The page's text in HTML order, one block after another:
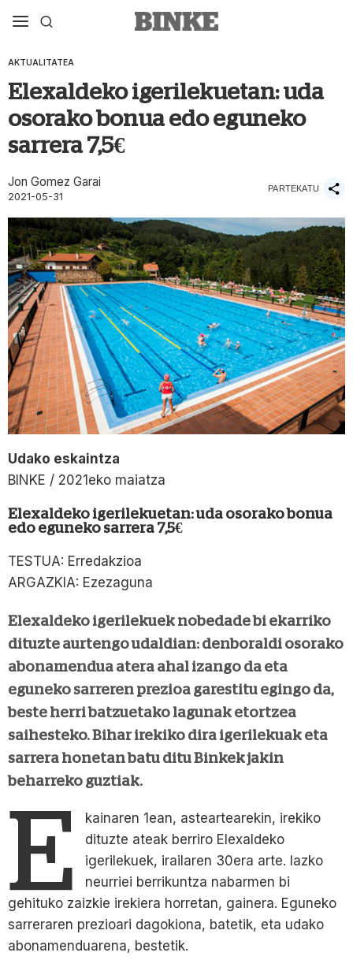
AKTUALITATEA
Elexaldeko igerilekuetan: uda
osorako bonua edo eguneko
sarrera 7,5€
Jon Gomez Garai
2021-05-31
PARTEKATU
Udako eskaintza
BINKE / 2021eko maiatza
Elexaldeko igerilekuetan: uda osorako bonua
edo eguneko sarrera 7,5€
TESTUA: Erredakzioa
ARGAZKIA: Ezezaguna
Elexaldeko igerilekuek nobedade bi ekarriko
dituzte aurtengo udaldian: denboraldi osorako
abonamendua atera ahal izango da eta
eguneko sarreren prezioa garestitu egingo da,
beste herri batzuetako lagunak etortzea
saihesteko. Bihar irekiko dira igerilekuak eta
sarrera honetan batu ditu Binkek jakin
beharreko guztiak.
E
kainaren 1ean, asteartearekin, irekiko
dituzte ateak berriro Elexaldeko
igerilekuek, irailaren 30era arte. Iazko
neurriei berrikuntza nabarmen bi
gehituko zaizkie irekiera horretan, gainera. Eguneko
sarreraren prezioari dagokiona, batetik, eta udako
abonamenduarena, bestetik.